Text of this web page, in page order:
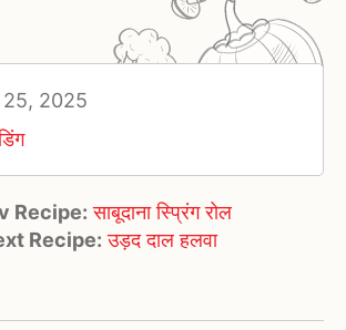
2025
Recipe: साबूदाना स्प्रिंग रोल
Recipe: उड़द दाल हलवा